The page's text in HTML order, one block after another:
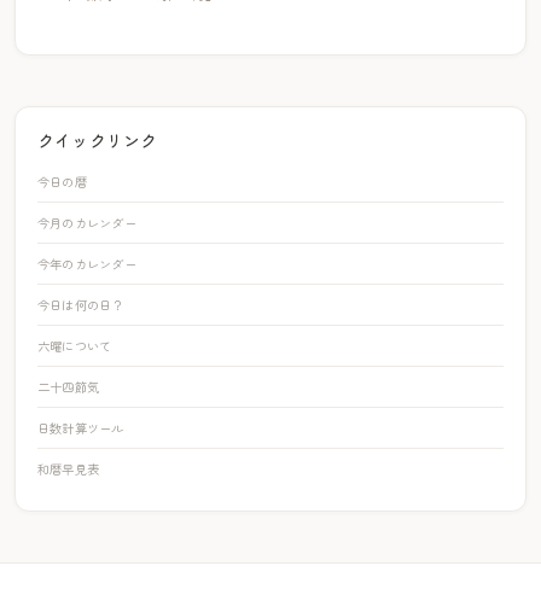
クイックリンク
今日の暦
今月のカレンダー
今年のカレンダー
今日は何の日？
六曜について
二十四節気
日数計算ツール
和暦早見表